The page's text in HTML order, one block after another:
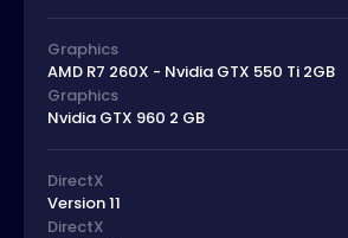
Graphics
AMD R7 260X - Nvidia GTX 550 Ti 2GB
Graphics
Nvidia GTX 960 2 GB
DirectX
Version 11
DirectX